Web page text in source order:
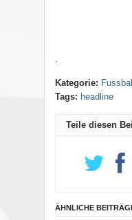
.
Kategorie: Fussball
Tags: headline
Teile diesen
ÄHNLICHE